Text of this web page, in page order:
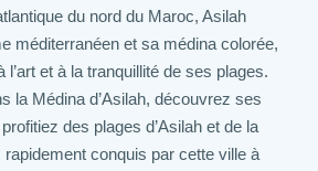
du nord du Maroc, Asilah
méditerranéen et sa médina colorée,
l’art et à la tranquillité de ses plages.
la Médina d’Asilah, découvrez ses
des plages d’Asilah et de la
conquis par cette ville à